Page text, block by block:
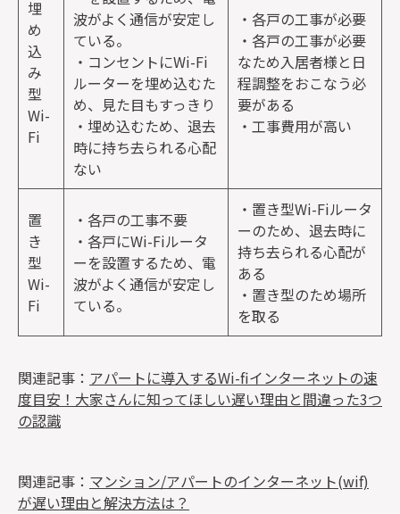
埋
め
込
み
型
Wi-
Fi
波がよく通信が安定し
ている。
・コンセントにWi-Fi
ルーターを埋め込むた
め、見た目もすっきり
・埋め込むため、退去
時に持ち去られる心配
ない
・各戸の工事が必要
・各戸の工事が必要
なため入居者様と日
程調整をおこなう必
要がある
・工事費用が高い
置
き
型
Wi-
Fi
・各戸の工事不要
・各戸にWi-Fiルータ
ーを設置するため、電
波がよく通信が安定し
ている。
・置き型Wi-Fiルータ
ーのため、退去時に
持ち去られる心配が
ある
・置き型のため場所
を取る
関連記事： アパートに導入するWi-fiインターネットの速
度目安！大家さんに知ってほしい遅い理由と間違った3つ
の認識
関連記事： マンション/アパートのインターネット(wif)
が遅い理由と解決方法は？